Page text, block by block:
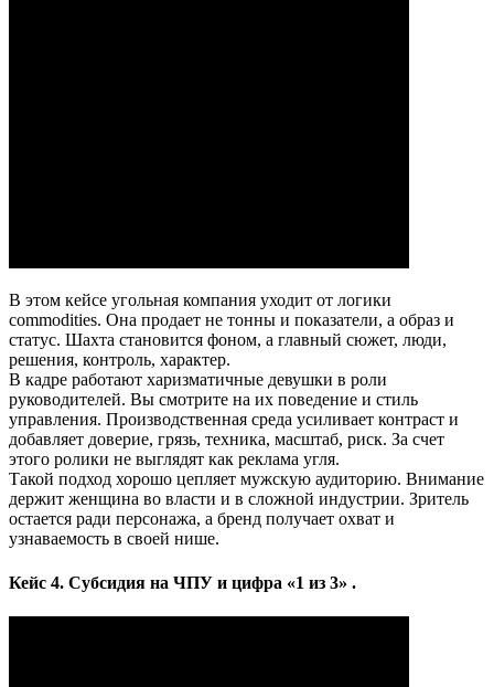
В этом кейсе угольная компания уходит от логики
commodities. Она продает не тонны и показатели, а образ и
статус. Шахта становится фоном, а главный сюжет, люди,
решения, контроль, характер.
В кадре работают харизматичные девушки в роли
руководителей. Вы смотрите на их поведение и стиль
управления. Производственная среда усиливает контраст и
добавляет доверие, грязь, техника, масштаб, риск. За счет
этого ролики не выглядят как реклама угля.
Такой подход хорошо цепляет мужскую аудиторию. Внимание
держит женщина во власти и в сложной индустрии. Зритель
остается ради персонажа, а бренд получает охват и
узнаваемость в своей нише.
Кейс 4. Субсидия на ЧПУ и цифра «1 из 3» .